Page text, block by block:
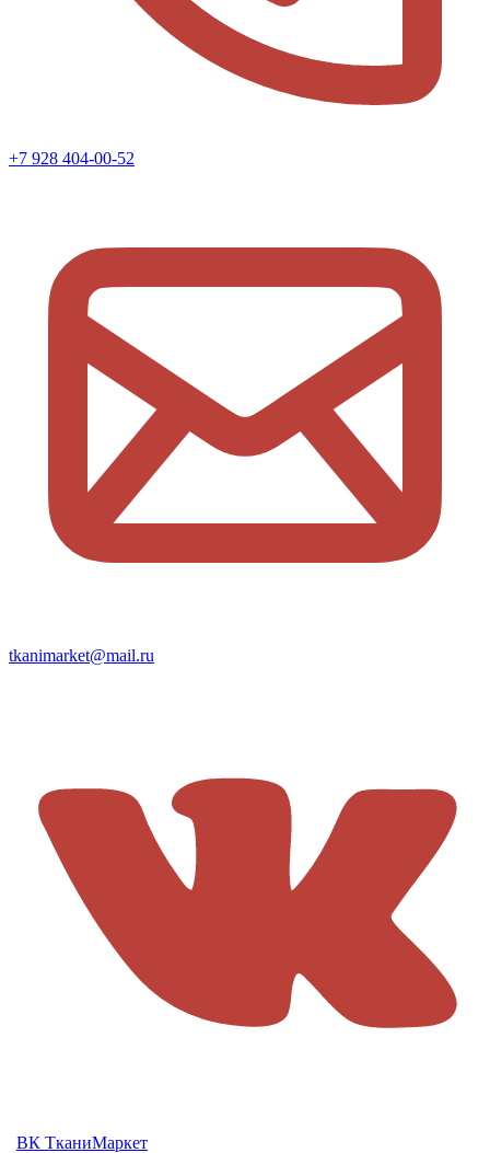
+7 928 404-00-52
tkanimarket@mail.ru
ВК ТканиМаркет